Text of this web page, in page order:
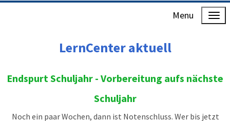
Menu
LernCenter aktuell
Endspurt Schuljahr - Vorbereitung aufs nächste
Schuljahr
Noch ein paar Wochen, dann ist Notenschluss. Wer bis jetzt